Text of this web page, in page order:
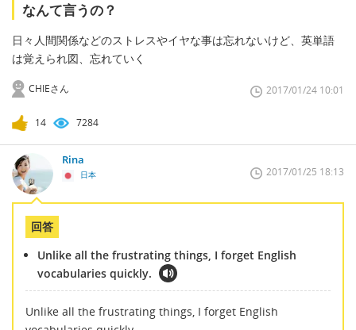
なんて言うの？
日々人間関係などのストレスやイヤな事は忘れないけど、英単語
は覚えられ図、忘れていく
CHIEさん 2017/01/24 10:01
14 7284
Rina
日本 2017/01/25 18:13
回答
Unlike all the frustrating things, I forget English
vocabularies quickly.
Unlike all the frustrating things, I forget English